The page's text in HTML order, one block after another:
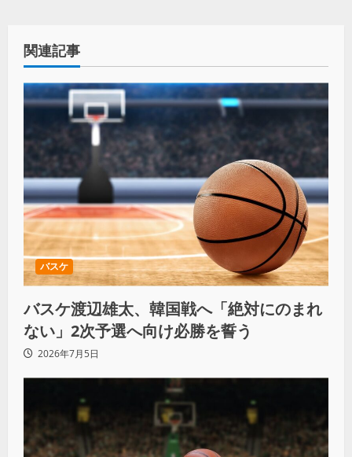
関連記事
バスケ
バスケ渡辺雄太、韓国戦へ「絶対にのまれ
ない」2次予選へ向け必勝を誓う
2026年7月5日